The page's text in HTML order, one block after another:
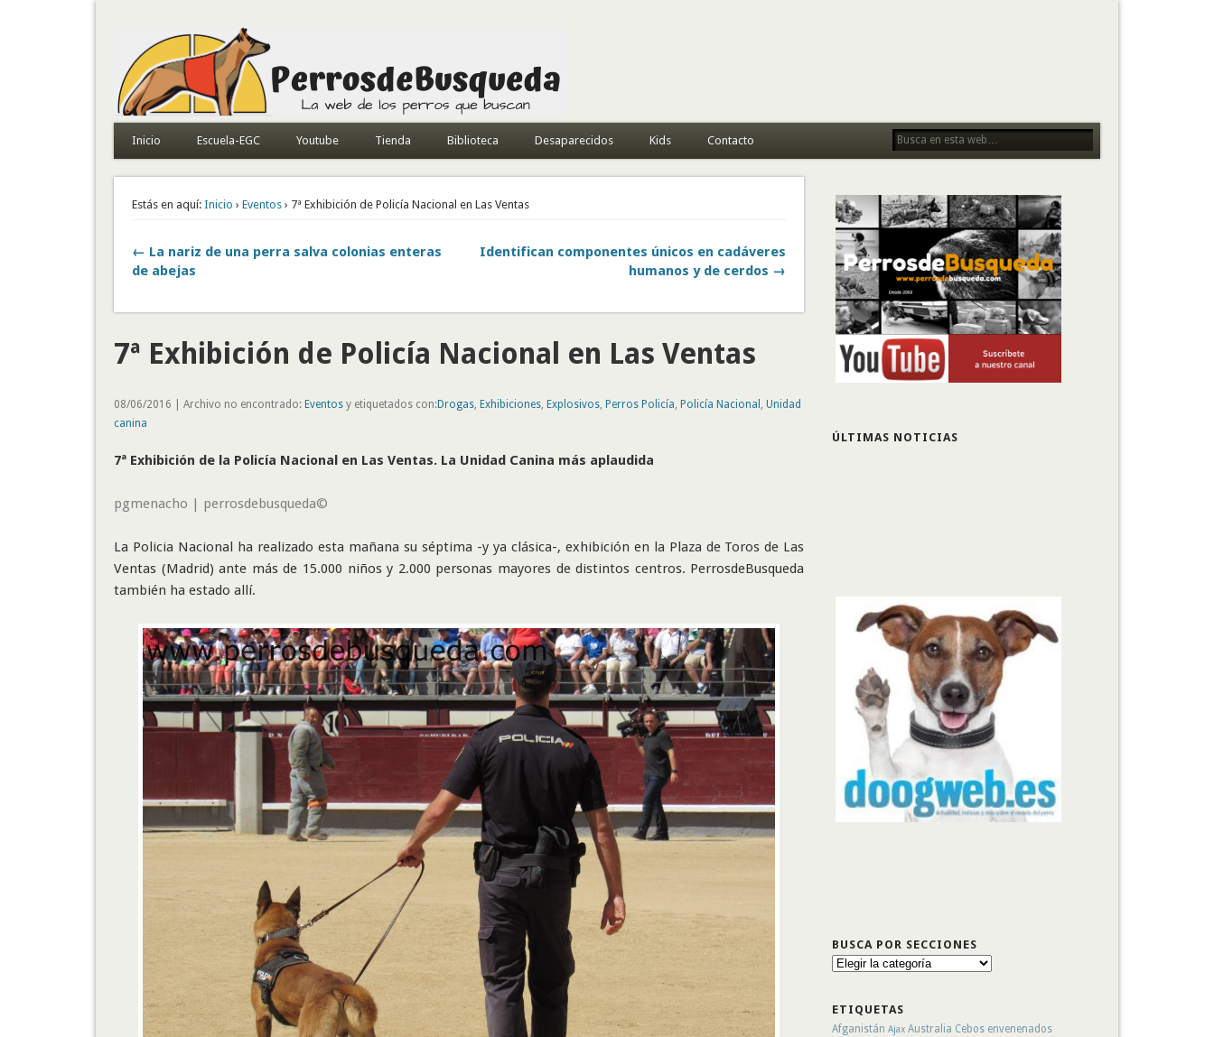
Todo sobre perros de búsqueda y detectores
Inicio Escuela-EGC Youtube Tienda Biblioteca Desaparecidos Kids Contacto
Estás en aquí: Inicio › Eventos› 7ª Exhibición de Policía Nacional en Las Ventas
← La nariz de una perra salva colonias enteras
de abejas
Identifican componentes únicos en cadáveres
humanos y de cerdos →
7ª Exhibición de Policía Nacional en Las Ventas
08/06/2016 | Archivo no encontrado: Eventosy etiquetados con:Drogas, Exhibiciones, Explosivos, Perros Policía Policía Nacional
Unidad
canina
7ª Exhibición de la Policía Nacional en Las Ventas. La Unidad Canina más aplaudida
pgmenacho | perrosdebusqueda©
La Policia Nacional ha realizado esta mañana su séptima -y ya clásica-, exhibición en la Plaza de Toros de Las
Ventas (Madrid) ante más de 15.000 niños y 2.000 personas mayores de distintos centros. PerrosdeBusqueda
también ha estado allí.
ÚLTIMAS NOTICIAS
BUSCA POR SECCIONES
Busca
ETIQUETAS
Afganistán Ajax Australia Cebos envenenados